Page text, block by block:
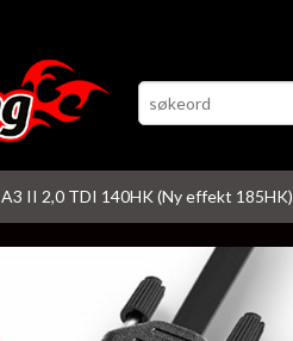
A3 II 2,0 TDI 140HK (Ny effekt 185HK)